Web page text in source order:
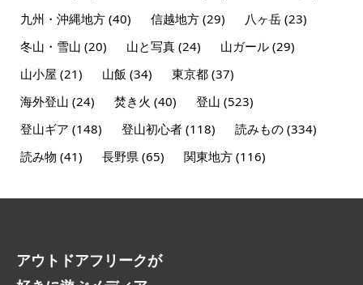
九州・沖縄地方(40) 信越地方(29) 八ヶ岳(23)
冬山・雪山 (20) 山と写真(24) 山ガール(29)
山小屋 (21) 山飯 (34) 東京都(37)
海外登山 (24) 焚き火 (40) 登山 (523)
登山ギア (148) 登山初心者(118) 読みもの(334)
読み物 (41) 長野県 (65) 関東地方(116)
アウトドアフリークが